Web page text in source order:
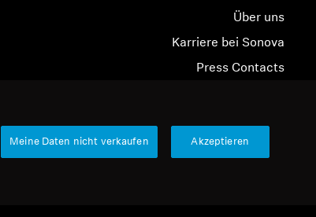
Über uns
Karriere bei Sonova
Press Contacts
Meine Daten nicht verkaufen Akzeptieren